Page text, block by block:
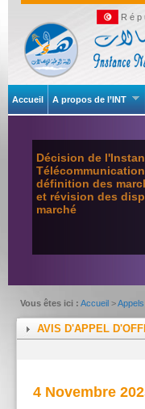
Accueil A propos de l’INT
Décision de
définition des
et révision des
marché
Vous êtes ici : Accueil >
AVIS D'APPEL
4 Novembre